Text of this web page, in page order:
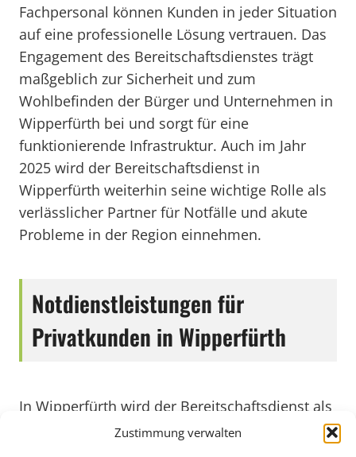
Zustimmung verwalten
Fachpersonal können Kunden in jeder Situation
auf eine professionelle Lösung vertrauen. Das
Engagement des Bereitschaftsdienstes trägt
maßgeblich zur Sicherheit und zum
Wohlbefinden der Bürger und Unternehmen in
Wipperfürth bei und sorgt für eine
funktionierende Infrastruktur. Auch im Jahr
2025 wird der Bereitschaftsdienst in
Wipperfürth weiterhin seine wichtige Rolle als
verlässlicher Partner für Notfälle und akute
Probleme in der Region einnehmen.
Notdienstleistungen für
Privatkunden in Wipperfürth
In Wipperfürth wird der Bereitschaftsdienst als
wichtiger Service für Gewerbe, Kommunen und